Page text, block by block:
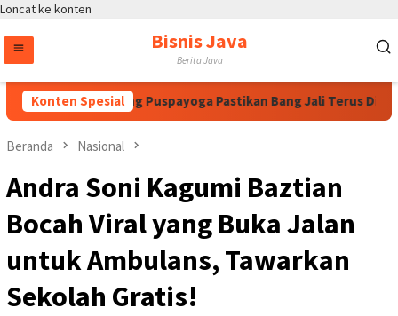
Loncat ke konten
Bisnis Java
Berita Java
Konten Spesial
Bintang Puspayoga Pastikan Bang Jali Terus Dikawal
Beranda Nasional
Andra Soni Kagumi Baztian
Bocah Viral yang Buka Jalan
untuk Ambulans, Tawarkan
Sekolah Gratis!